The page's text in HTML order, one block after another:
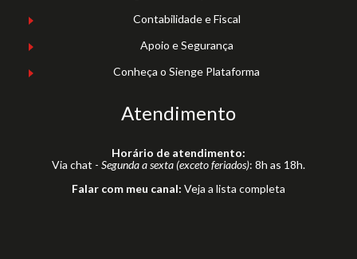
Contabilidade e Fiscal
Apoio e Segurança
Conheça o Sienge Plataforma
Atendimento
Horário de atendimento:
Via chat - Segunda a sexta (exceto feriados): 8h as 18h.
Falar com meu canal: Veja a lista completa